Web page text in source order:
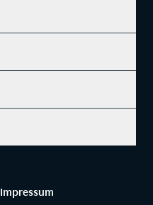
Impressum